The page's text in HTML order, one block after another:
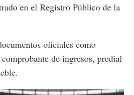
en el Registro Público de la
oficiales como
de ingresos, predial